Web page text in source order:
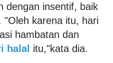
dengan insentif, baik
"Oleh karena itu, hari
hambatan dan
halal itu,"kata dia.